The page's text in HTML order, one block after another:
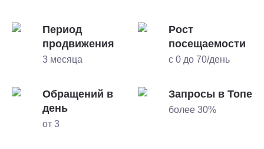
Период
продвижения
3 месяца
Рост
посещаемости
с 0 до 70/день
Обращений в
день
от 3
Запросы в Топе
более 30%